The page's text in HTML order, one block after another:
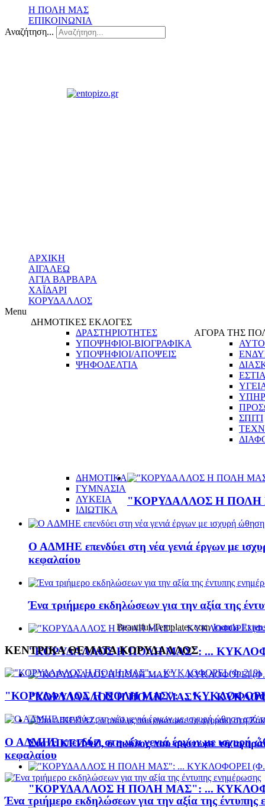
Η ΠΟΛΗ ΜΑΣ
ΕΠΙΚΟΙΝΩΝΙΑ
Αναζήτηση...
ΑΡΧΙΚΗ
ΑΙΓΑΛΕΩ
ΑΓΙΑ ΒΑΡΒΑΡΑ
ΧΑΪΔΑΡΙ
ΚΟΡΥΔΑΛΛΟΣ
Menu
ΔΗΜΟΤΙΚΕΣ ΕΚΛΟΓΕΣ
ΔΡΑΣΤΗΡΙΟΤΗΤΕΣ
ΥΠΟΨΗΦΙΟΙ-ΒΙΟΓΡΑΦΙΚΑ
ΥΠΟΨΗΦΙΟΙ/ΑΠΟΨΕΙΣ
ΨΗΦΟΔΕΛΤΙΑ
ΑΓΟΡΑ ΤΗΣ
ΣΠΙΤΙ
ΔΗΜΟΤΙΚΑ
ΓΥΜΝΑΣΙΑ
ΛΥΚΕΙΑ
ΙΔΙΩΤΙΚΑ
"ΚΟΡΥΔΑΛΛΟΣ Η ΠΟΛΗ
Ο ΑΔΜΗΕ επενδύει στη νέα γενιά έργων με
κεφαλαίου
Ένα τριήμερο εκδηλώσεων για την αξία της
"ΚΟΡΥΔΑΛΛΟΣ Η ΠΟΛΗ ΜΑΣ": ...
"ΚΟΡΥΔΑΛΛΟΣ Η ΠΟΛΗ ΜΑΣ": ...
Στο ΔΙΚΕΠΑΖ, ο σκύλος που σκότωσε το
"ΚΟΡΥΔΑΛΛΟΣ Η ΠΟΛΗ ΜΑΣ": ...
Beautiful-Templates.comJoomla
ΚΕΝΤΡΙΚΑ ΘΕΜΑΤΑ ΚΟΡΥΔΑΛΛΟΣ
"ΚΟΡΥΔΑΛΛΟΣ Η ΠΟΛΗ ΜΑΣ": ...
Ο ΑΔΜΗΕ επενδύει στη νέα γενιά έργων με ισχυρή
κεφαλαίου
Ένα τριήμερο εκδηλώσεων για την αξία της έντυπης